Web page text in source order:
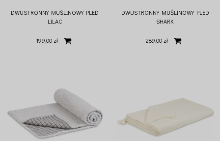
DWUSTRONNY MUŚLINOWY PLED
LILAC
199,00 zł
DWUSTRONNY MUŚLINOWY PLED
SHARK
289,00 zł